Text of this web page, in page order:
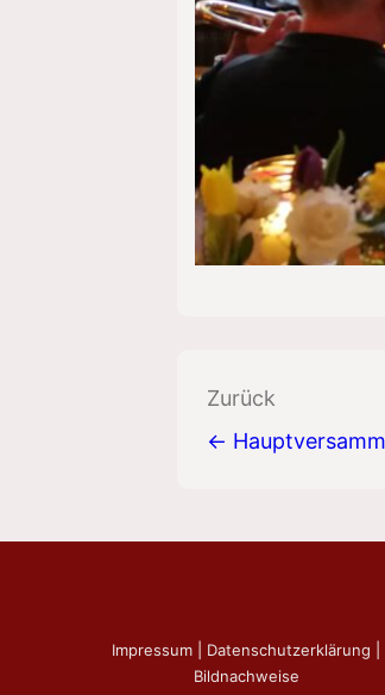
Zurück
←
Impressum Datenschutzerklärung
Bildnachweise